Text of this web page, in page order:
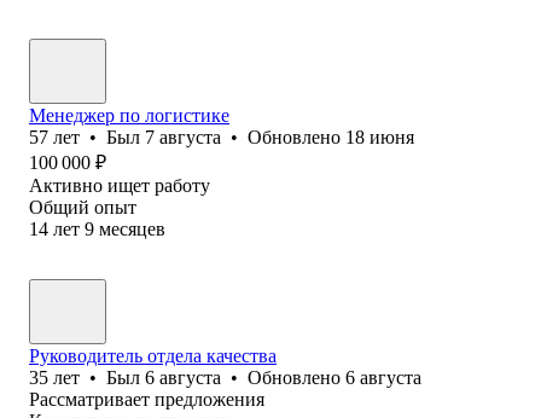
Менеджер по логистике
57 лет • Был 7 августа • Обновлено 18 июня
100 000 ₽
Активно ищет работу
Общий опыт
14 лет 9 месяцев
Руководитель отдела качества
35 лет • Был 6 августа • Обновлено 6 августа
Рассматривает предложения